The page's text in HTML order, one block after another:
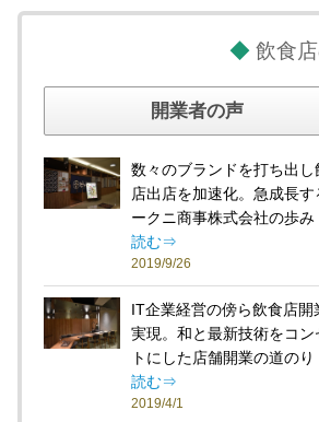
飲食
開業者の声
数々のブランドを打ち出し
店出店を加速化。急成長す
ークニ商事株式会社の歩み
読む⇒
2019/9/26
IT企業経営の傍ら飲食店開
実現。和と最新技術をコン
トにした店舗開業の道のり
読む⇒
2019/4/1